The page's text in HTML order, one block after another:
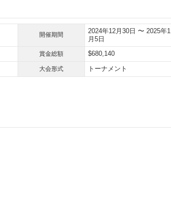
開催期間
2024年12月30日 〜 2025年1
月5日
賞金総額 $680,140
大会形式 トーナメント